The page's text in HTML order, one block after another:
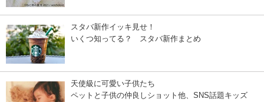
スタバ新作イッキ見せ！
いくつ知ってる？ スタバ新作まとめ
天使級に可愛い子供たち
ペットと子供の仲良しショット他、SNS話題キッズ